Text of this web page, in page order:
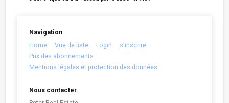
Navigation
Home
Vue de liste Login
s'inscrire
Prix des abonnements
Mentions légales et protection des données
Nous contacter